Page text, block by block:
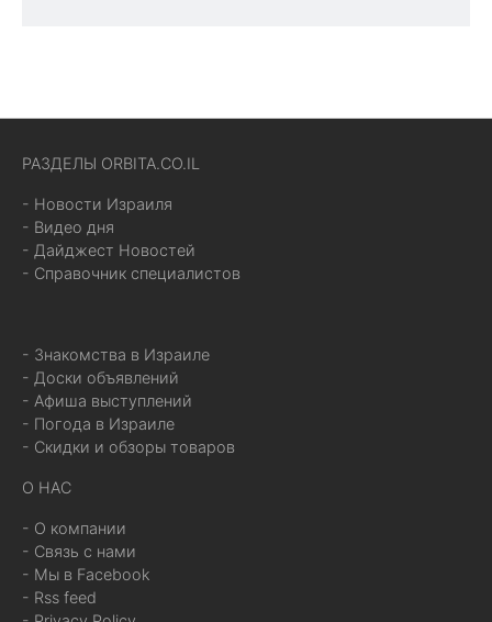
РАЗДЕЛЫ ORBITA.CO.IL
- Новости Израиля
- Видео дня
- Дайджест Новостей
- Справочник специалистов
- Знакомства в Израиле
- Доски объявлений
- Афиша выступлений
- Погода в Израиле
- Скидки и обзоры товаров
О НАС
- О компании
- Связь с нами
- Мы в Facebook
- Rss feed